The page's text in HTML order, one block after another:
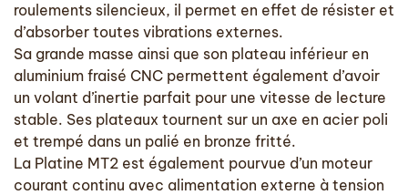
roulements silencieux, il permet en effet de résister et
d’absorber toutes vibrations externes.
Sa grande masse ainsi que son plateau inférieur en
aluminium fraisé CNC permettent également d’avoir
un volant d’inertie parfait pour une vitesse de lecture
stable. Ses plateaux tournent sur un axe en acier poli
et trempé dans un palié en bronze fritté.
La Platine MT2 est également pourvue d’un moteur
courant continu avec alimentation externe à tension